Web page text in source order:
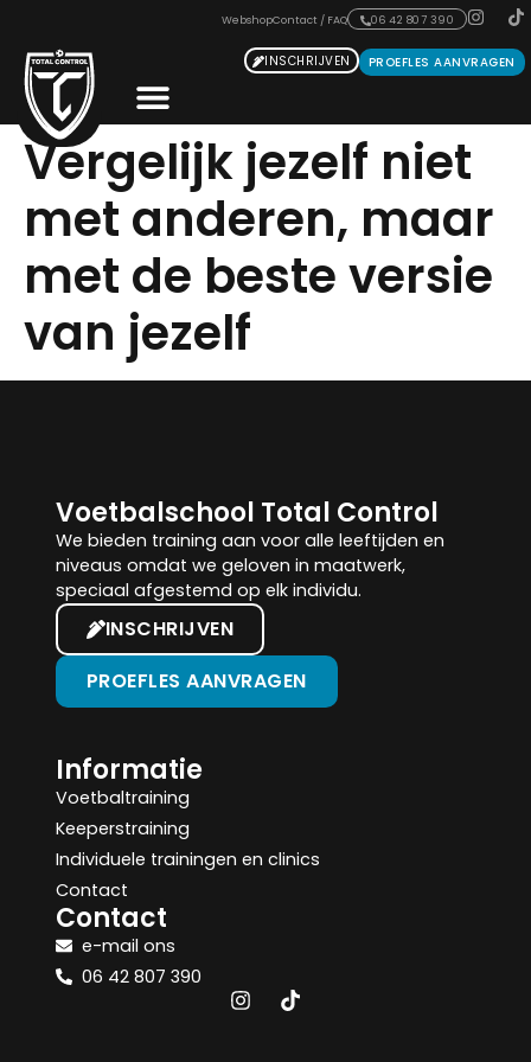
WebshopContact / FAQ 06 42 807 390
INSCHRIJVEN PROEFLES AANVRAGEN
Vergelijk jezelf niet
met anderen, maar
met de beste versie
van jezelf
Voetbalschool Total Control
We bieden training aan voor alle leeftijden en
niveaus omdat we geloven in maatwerk,
speciaal afgestemd op elk individu.
INSCHRIJVEN
PROEFLES AANVRAGEN
Informatie
Voetbaltraining
Keeperstraining
Individuele trainingen en clinics
Contact
Contact
e-mail ons
06 42 807 390